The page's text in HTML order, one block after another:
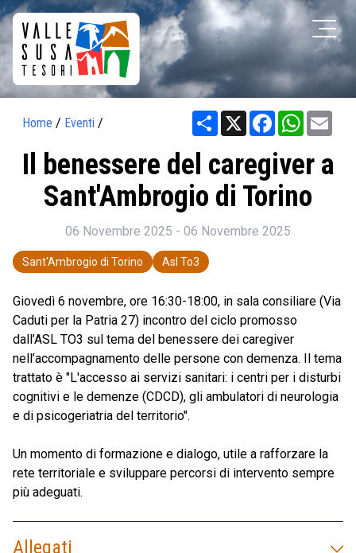
Home / Eventi / Share X Facebook
Il benessere del caregiver a
Sant'Ambrogio di Torino
06 Novembre 2025 - 06 Novembre 2025
Sant'Ambrogio di Torino Asl To3
Giovedì 6 novembre, ore 16:30-18:00, in sala consiliare (Via
Caduti per la Patria 27) incontro del ciclo promosso
dall’ASL TO3 sul tema del benessere dei caregiver
nell’accompagnamento delle persone con demenza. Il tema
trattato è "L'accesso ai servizi sanitari: i centri per i disturbi
cognitivi e le demenze (CDCD), gli ambulatori di neurologia
e di psicogeriatria del territorio".
Un momento di formazione e dialogo, utile a rafforzare la
rete territoriale e sviluppare percorsi di intervento sempre
più adeguati.
Allegati